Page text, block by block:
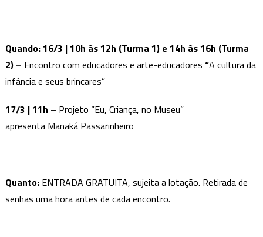
Quando:16/3 | 10h às 12h (Turma 1) e 14h às 16h (Turma
2)– Encontro com educadores e arte-educadores “A cultura da
infância e seus brincares”
17/3 | 11h – Projeto “Eu, Criança, no Museu”
apresenta Manaká Passarinheiro
Quanto:ENTRADA GRATUITA, sujeita a lotação. Retirada de
senhas uma hora antes de cada encontro.